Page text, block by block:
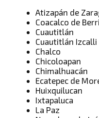
Atizapán de
Coacalco de
Cuautitlán
Cuautitlán Izcalli
Chalco
Chicoloapan
Chimalhuacán
Ecatepec de
Huixquilucan
Ixtapaluca
La Paz